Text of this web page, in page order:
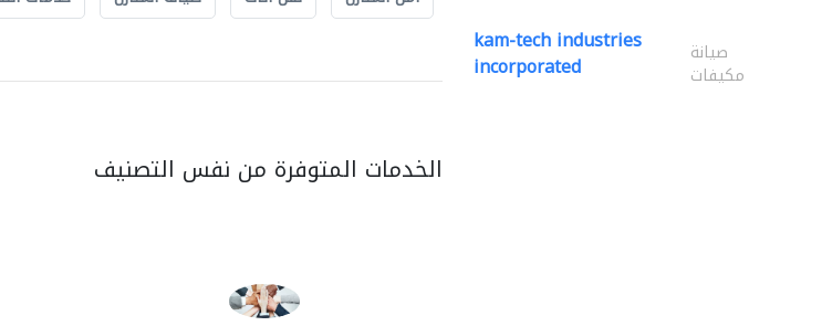
الخدمات المتوفرة من نفس التصنيف
kam-tech industries
incorporated صيانة
مكيفات